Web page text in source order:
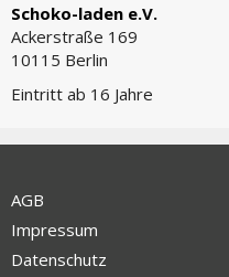
Schoko-laden e.V.
Ackerstraße 169
10115 Berlin
Eintritt ab 16 Jahre
AGB
Impressum
Datenschutz